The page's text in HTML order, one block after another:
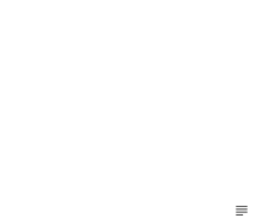
subject